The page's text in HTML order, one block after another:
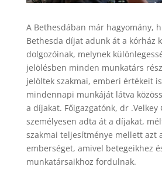
A Bethesdában már hagyomány,
Bethesda díjat adunk át a kórház
dolgozóinak, melynek
jelölésben minden munkatárs
jelöltek szakmai, emberi értékeit
mindennapi munkáját látva
a díjakat. Főigazgatónk, dr .Velkey
személyesen adta át a díjakat,
szakmai teljesítménye mellett azt
emberséget, amivel betegeikhez
munkatársaikhoz fordulnak.